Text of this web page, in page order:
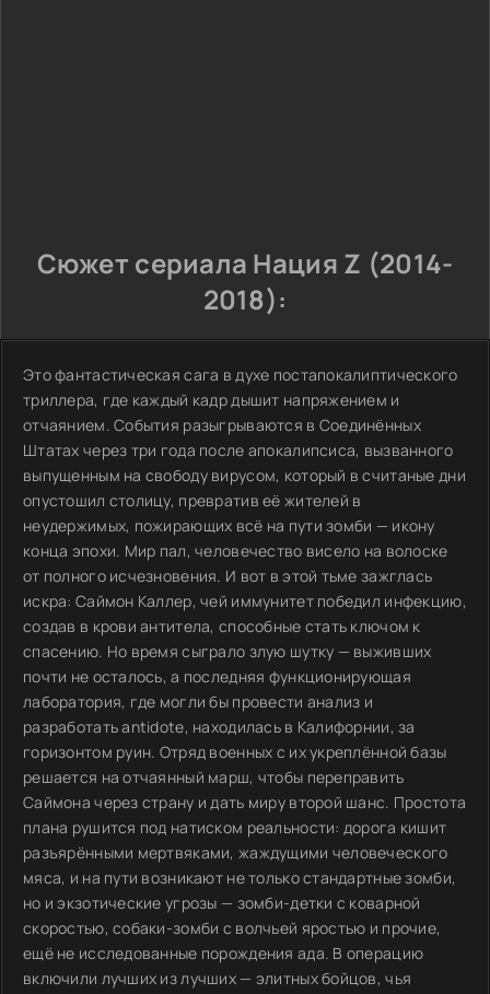
Сюжет сериала Нация Z (2014-
2018):
Это фантастическая сага в духе постапокалиптического
триллера, где каждый кадр дышит напряжением и
отчаянием. События разыгрываются в Соединённых
Штатах через три года после апокалипсиса, вызванного
выпущенным на свободу вирусом, который в считаные дни
опустошил столицу, превратив её жителей в
неудержимых, пожирающих всё на пути зомби — икону
конца эпохи. Мир пал, человечество висело на волоске
от полного исчезновения. И вот в этой тьме зажглась
искра: Саймон Каллер, чей иммунитет победил инфекцию,
создав в крови антитела, способные стать ключом к
спасению. Но время сыграло злую шутку — выживших
почти не осталось, а последняя функционирующая
лаборатория, где могли бы провести анализ и
разработать antidote, находилась в Калифорнии, за
горизонтом руин. Отряд военных с их укреплённой базы
решается на отчаянный марш, чтобы переправить
Саймона через страну и дать миру второй шанс. Простота
плана рушится под натиском реальности: дорога кишит
разъярёнными мертвяками, жаждущими человеческого
мяса, и на пути возникают не только стандартные зомби,
но и экзотические угрозы — зомби-детки с коварной
скоростью, собаки-зомби с волчьей яростью и прочие,
ещё не исследованные порождения ада. В операцию
включили лучших из лучших — элитных бойцов, чья